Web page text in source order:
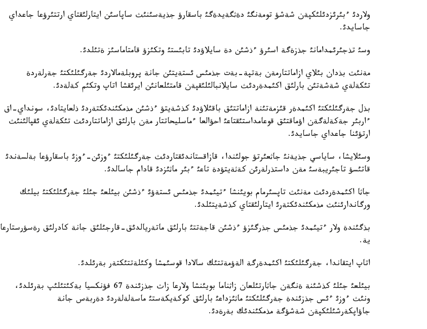
ولاردئ ءبئرئزدئلئكپةن شةشؤ تومةنگئ دةثگةيدةگئ باسقارؤ جذيةسئنئث ساپاسئن ايتارلئقتاي ارتتئرؤعا جاعداي
جاسايدئ.
وسئ تذجئرئمدامانئ جذزةگة اسئرؤ ءذشئن دة سايلاؤدئ تابئستئ وتكئزؤ قامتاماسئز ةتئلدئ.
مةنئث بذدان بئلاي ازاماتتارمةن بةتپة-بةت جذمئس ئستةيتئن جانة پروبلةمالاردئ جةرگئلئكتئ جةرلةردة
تئكةلةي شةشةتئن بارلئق اكئمدةردئث سايلانبالئلئقپةن قامتئلعانئن ايرئقشا اتاپ وتكئم كةلةدئ.
بذل جةرگئلئكتئ اكئمدةر قئزمةتئنة ازاماتتئق باقئلاؤدئ كذشةيتؤ ءذشئن مذمكئندئكتةردئ ذلعايتادئ، سونداي-اق
ءاربئر جةكةلةگةن اؤماقتئق قوعامداستئقتاعئ احؤالعا ءماسليحاتتار مةن بارلئق ازاماتتاردئث تئكةلةي ئقپالئنئث
ارتؤئنا جاعداي جاسايدئ.
وسئلايشا، ساياسي جذيةنئ جاثعئرتؤ جولئندا، قازاقستاندئقتاردئث جةرگئلئكتئ ءوزئن-ءوزئ باسقارؤعا بةلسةندئ
قاتئسؤ تاجئريبةسئ مةن داستذرلةرئن كةثةيتؤدة تاعئ ءبئر ماثئزدئ قادام جاسالدئ.
جاثا اكئمدةردئث مةنئث تاپسئرمام بويئنشا ءتيئمدئ جذمئس ئستةؤئ ءذشئن بيئلعئ جئلئ جةرگئلئكتئ بيلئك
ورگاندارئنئث مذمكئندئكتةرئ ايتارلئقتاي كذشةيتئلدئ.
بذگئندة ولار ءتيئمدئ جذمئس جذرگئزؤ ءذشئن قاجةتتئ بارلئق ماتةريالدئق-قارجئلئق جانة كادرلئق رةسؤرستارعا
ية.
اتاپ ايتقاندا، جةرگئلئكتئ اكئمدةرگة الةؤمةتتئك سالادا قوسئمشا وكئلةتتئكتةر بةرئلدئ.
بيئلعئ جئلئ كذشئنة ةنگةن جاثارتئلعان زاثناما بويئنشا ولارعا زاث جذزئندة 67 فؤنكسيا بةكئتئلئپ بةرئلدئ،
ونئث ءوزئ ءئس جذزئندة جةرگئلئكتئ ماثئزداعئ بارلئق كوكةيكةستئ ماسةلةلةردئ دةربةس جانة
جاؤاپكةرشئلئكپةن شةشؤگة مذمكئندئك بةرةدئ.